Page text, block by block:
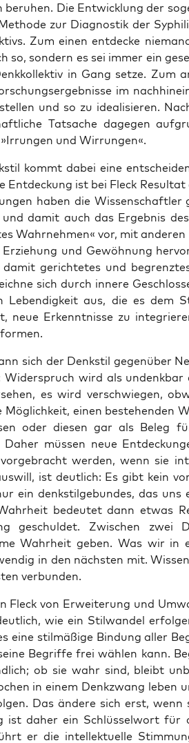
beru­hen. Die Ent­wick­lung der
zur Dia­gnos­tik der
Zum einen ent­de­cke
so, son­dern es sei immer ein
in Gang set­ze. Zum
im
und so zu idea­li­sie­ren.
Tat­sa­che dage­gen
und Wirrungen«.
kommt dabei eine
Ent­de­ckung ist bei Fleck Resul­tat
haben die Wis­sen­schaft­ler
und damit auch das Ergeb­nis
Wahr­neh­men« vor, mit
Erzie­hung und Gewöh­nung
damit gerich­te­tes und
sich durch inne­re
Leben­dig­keit aus, die es dem
neue Erkennt­nis­se zu
sich der Denk­stil gegen­über
Wider­spruch wird als undenk­bar
es wird ver­schwie­gen,
Mög­lich­keit, einen bestehen­den
oder die­sen gar als Beleg
Daher müs­sen neue
wer­den, wenn sie
ist deut­lich: Es gibt kein
ein denk­stil­ge­bun­des, das
bedeu­tet dann etwas
geschul­det. Zwi­schen zwei
Wahr­heit geben. Was wir in
in den nächs­ten mit.
verbunden.
Fleck von Erwei­te­rung und
wie ein Stil­wan­del
eine stil­mä­ßi­ge Bin­dung aller
Begrif­fe frei wäh­len kann.
ob sie wahr sind, bleibt
in einem Denk­zwang leben
Das ände­re sich erst,
ist daher ein Schlüs­sel­wort für
er die intel­lek­tu­el­le